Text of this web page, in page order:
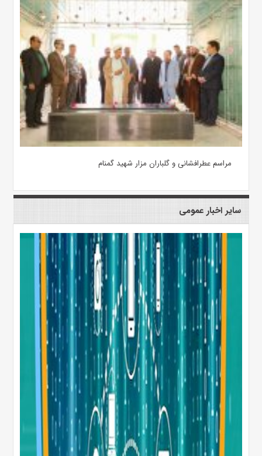
مراسم عطرافشانی و گلباران مزار شهید گمنام
سایر اخبار عمومی